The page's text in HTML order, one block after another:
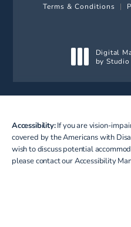
Terms & Conditions
Digital
by
Accessibility:If you are vision-
covered by the Americans with
wish to discuss potential
please contact our Accessibility